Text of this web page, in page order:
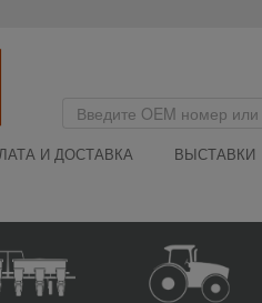
И ДОСТАВКА ВЫСТАВКИ